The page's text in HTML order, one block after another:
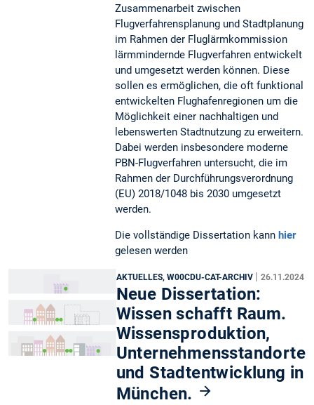
Zusammenarbeit zwischen
Flugverfahrensplanung und Stadtplanung
im Rahmen der Fluglärmkommission
lärmmindernde Flugverfahren entwickelt
und umgesetzt werden können. Diese
sollen es ermöglichen, die oft funktional
entwickelten Flughafenregionen um die
Möglichkeit einer nachhaltigen und
lebenswerten Stadtnutzung zu erweitern.
Dabei werden insbesondere moderne
PBN-Flugverfahren untersucht, die im
Rahmen der Durchführungsverordnung
(EU) 2018/1048 bis 2030 umgesetzt
werden.
Die vollständige Dissertation kann hier
gelesen werden
AKTUELLES, W00CDU-CAT-ARCHIV 26.11.2024
Neue Dissertation:
Wissen schafft Raum.
Wissensproduktion,
Unternehmensstandorte
und Stadtentwicklung in
München.